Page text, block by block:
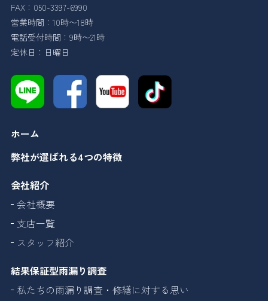
FAX：050-3397-6990
営業時間：10時〜18時
電話受付時間：9時〜21時
定休日：日曜日
ホーム
弊社が選ばれる4つの特徴
会社紹介
会社概要
支店一覧
スタッフ紹介
結果保証型雨漏り調査
私たちの雨漏り調査・修繕に対する思い